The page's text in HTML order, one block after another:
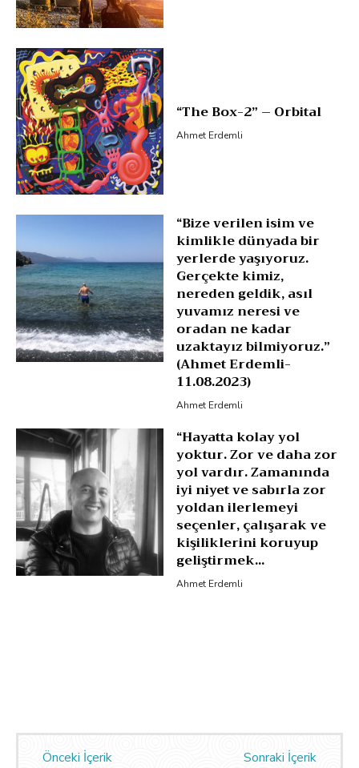
“The Box-2” – Orbital
Ahmet Erdemli
“Bize verilen isim ve
kimlikle dünyada bir
yerlerde yaşıyoruz.
Gerçekte kimiz,
nereden geldik, asıl
yuvamız neresi ve
oradan ne kadar
uzaktayız bilmiyoruz.”
(Ahmet Erdemli-
11.08.2023)
Ahmet Erdemli
“Hayatta kolay yol
yoktur. Zor ve daha zor
yol vardır. Zamanında
iyi niyet ve sabırla zor
yoldan ilerlemeyi
seçenler, çalışarak ve
kişiliklerini koruyup
geliştirmek...
Ahmet Erdemli
Önceki İçerik Sonraki İçerik